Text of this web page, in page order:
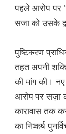
पहले आरोप पर
सजा को उसके
पुष्टिकरण
तहत अपनी
की मांग की।
आरोप पर सज़ा
कारावास तक
का निष्कर्ष